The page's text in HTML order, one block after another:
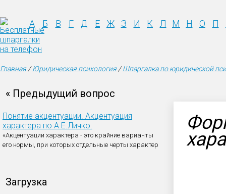
А Б В Г Д Е Ж З И К Л М Н О П
Главная/Юридическая психология/Шпаргалка по юридической
« Предыдущий вопрос
Понятие акцентуации. Акцентуация
характера по А.Е.Личко.
«Акцентуации характера - это крайние варианты
его нормы, при которых отдельные черты характер
Загрузка